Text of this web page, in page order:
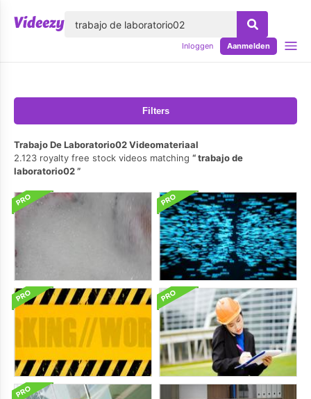
Inloggen Aanmelden
Filters
Trabajo De Laboratorio02 Videomateriaal
2.123 royalty free stock videos matching
trabajo de
laboratorio02